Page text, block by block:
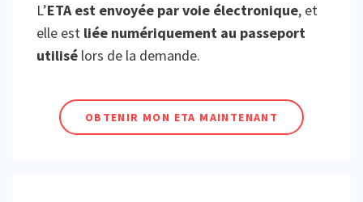
L’ETA est envoyée par voie électronique, et
elle est liée numériquement au passeport
utilisé lors de la demande.
OBTENIR MON ETA MAINTENANT